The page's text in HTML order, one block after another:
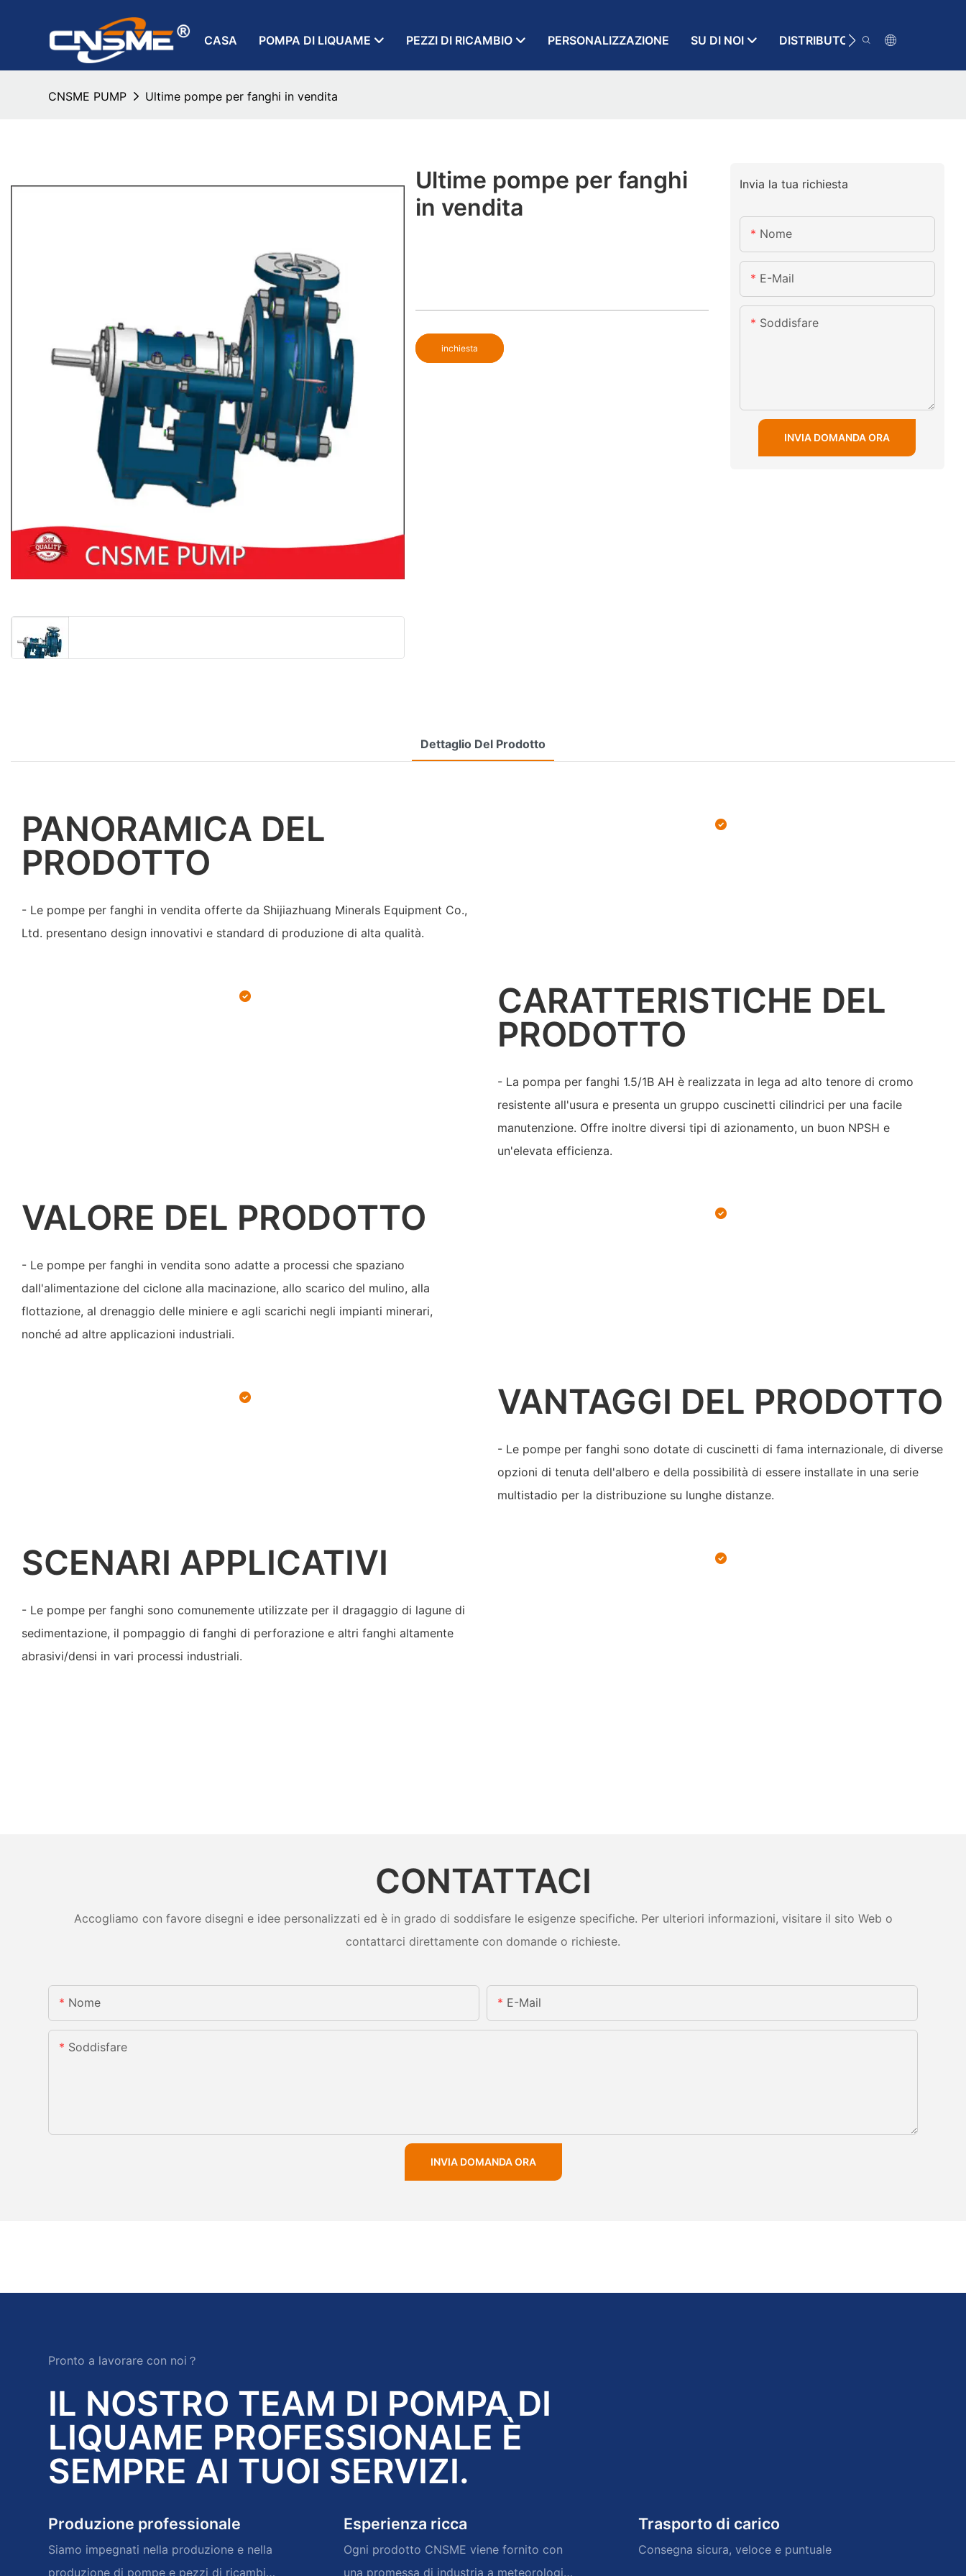
CASA POMPA DI LIQUAME PEZZI DI RICAMBIO PERSONALIZZAZIONE SU DI NOI DISTRIBUTORE RISORSA
CNSME PUMP Ultime pompe per fanghi in vendita
Ultime pompe per fanghi
in vendita
inchiesta
Invia la tua richiesta
Nome
E-Mail
Soddisfare
INVIA DOMANDA ORA
Dettaglio Del Prodotto
PANORAMICA DEL
PRODOTTO
- Le pompe per fanghi in vendita offerte da Shijiazhuang Minerals Equipment Co.,
Ltd. presentano design innovativi e standard di produzione di alta qualità.
CARATTERISTICHE DEL
PRODOTTO
- La pompa per fanghi 1.5/1B AH è realizzata in lega ad alto tenore di cromo
resistente all'usura e presenta un gruppo cuscinetti cilindrici per una facile
manutenzione. Offre inoltre diversi tipi di azionamento, un buon NPSH e
un'elevata efficienza.
VALORE DEL PRODOTTO
- Le pompe per fanghi in vendita sono adatte a processi che spaziano
dall'alimentazione del ciclone alla macinazione, allo scarico del mulino, alla
flottazione, al drenaggio delle miniere e agli scarichi negli impianti minerari,
nonché ad altre applicazioni industriali.
VANTAGGI DEL PRODOTTO
- Le pompe per fanghi sono dotate di cuscinetti di fama internazionale, di diverse
opzioni di tenuta dell'albero e della possibilità di essere installate in una serie
multistadio per la distribuzione su lunghe distanze.
SCENARI APPLICATIVI
- Le pompe per fanghi sono comunemente utilizzate per il dragaggio di lagune di
sedimentazione, il pompaggio di fanghi di perforazione e altri fanghi altamente
abrasivi/densi in vari processi industriali.
CONTATTACI
Accogliamo con favore disegni e idee personalizzati ed è in grado di soddisfare le esigenze specifiche. Per ulteriori informazioni, visitare il sito Web o
contattarci direttamente con domande o richieste.
Nome E-Mail
Soddisfare
INVIA DOMANDA ORA
Pronto a lavorare con noi？
IL NOSTRO TEAM DI POMPA DI
LIQUAME PROFESSIONALE È
SEMPRE AI TUOI SERVIZI.
Produzione professionale
Siamo impegnati nella produzione e nella
produzione di pompe e pezzi di ricambio
Esperienza ricca
Ogni prodotto CNSME viene fornito con
una promessa di industria a meteorologi
Trasporto di carico
Consegna sicura, veloce e puntuale